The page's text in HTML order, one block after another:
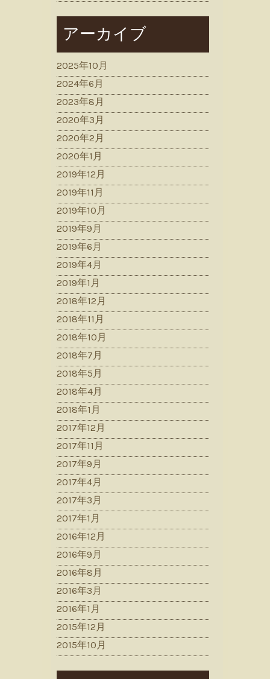
アーカイブ
2025年10月
2024年6月
2023年8月
2020年3月
2020年2月
2020年1月
2019年12月
2019年11月
2019年10月
2019年9月
2019年6月
2019年4月
2019年1月
2018年12月
2018年11月
2018年10月
2018年7月
2018年5月
2018年4月
2018年1月
2017年12月
2017年11月
2017年9月
2017年4月
2017年3月
2017年1月
2016年12月
2016年9月
2016年8月
2016年3月
2016年1月
2015年12月
2015年10月